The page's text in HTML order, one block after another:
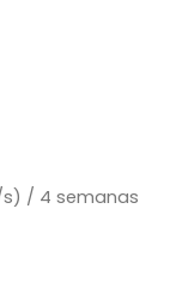
s) / 4 semanas